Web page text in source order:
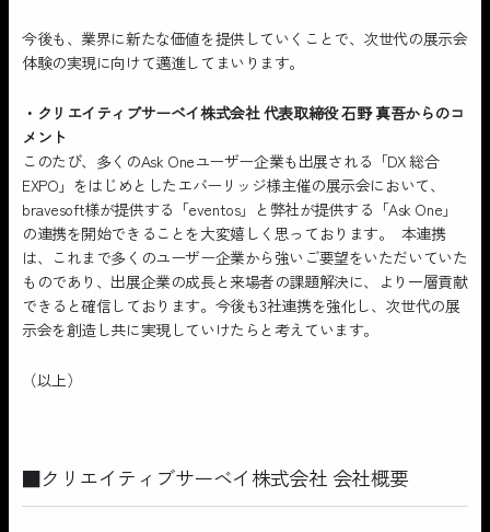
今後も、業界に新たな価値を提供していくことで、次世代の展示会
体験の実現に向けて邁進してまいります。
・クリエイティブサーベイ株式会社 代表取締役 石野 真吾からのコ
メント
このたび、多くのAsk Oneユーザー企業も出展される「DX 総合
EXPO」をはじめとしたエバーリッジ様主催の展示会において、
bravesoft様が提供する「eventos」と弊社が提供する「Ask One」
の連携を開始できることを大変嬉しく思っております。 本連携
は、これまで多くのユーザー企業から強いご要望をいただいていた
ものであり、出展企業の成長と来場者の課題解決に、より一層貢献
できると確信しております。今後も3社連携を強化し、次世代の展
示会を創造し共に実現していけたらと考えています。
（以上）
■クリエイティブサーベイ株式会社 会社概要